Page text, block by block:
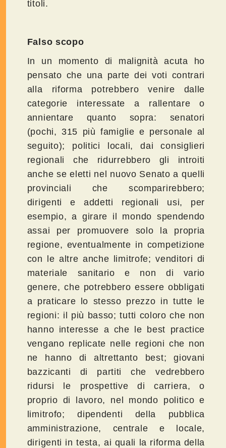
titoli.
Falso scopo
In un momento di malignità acuta ho
pensato che una parte dei voti contrari
alla riforma potrebbero venire dalle
categorie interessate a rallentare o
annientare quanto sopra: senatori
(pochi, 315 più famiglie e personale al
seguito); politici locali, dai consiglieri
regionali che ridurrebbero gli introiti
anche se eletti nel nuovo Senato a quelli
provinciali che scomparirebbero;
dirigenti e addetti regionali usi, per
esempio, a girare il mondo spendendo
assai per promuovere solo la propria
regione, eventualmente in competizione
con le altre anche limitrofe; venditori di
materiale sanitario e non di vario
genere, che potrebbero essere obbligati
a praticare lo stesso prezzo in tutte le
regioni: il più basso; tutti coloro che non
hanno interesse a che le best practice
vengano replicate nelle regioni che non
ne hanno di altrettanto best; giovani
bazzicanti di partiti che vedrebbero
ridursi le prospettive di carriera, o
proprio di lavoro, nel mondo politico e
limitrofo; dipendenti della pubblica
amministrazione, centrale e locale,
dirigenti in testa, ai quali la riforma della